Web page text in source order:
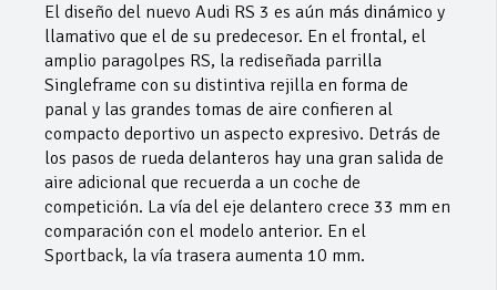
El diseño del nuevo Audi RS 3 es aún más dinámico y
llamativo que el de su predecesor. En el frontal, el
amplio paragolpes RS, la rediseñada parrilla
Singleframe con su distintiva rejilla en forma de
panal y las grandes tomas de aire confieren al
compacto deportivo un aspecto expresivo. Detrás de
los pasos de rueda delanteros hay una gran salida de
aire adicional que recuerda a un coche de
competición. La vía del eje delantero crece 33 mm en
comparación con el modelo anterior. En el
Sportback, la vía trasera aumenta 10 mm.